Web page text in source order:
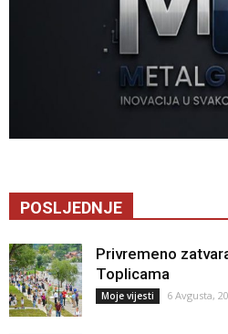
POSLJEDNJE
Privremeno
Toplicama
Moje vijesti 6 Avgusta,